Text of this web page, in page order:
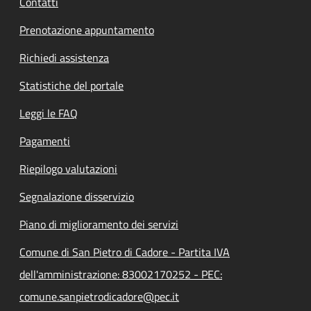
Prenotazione appuntamento
Richiedi assistenza
Statistiche del portale
Leggi le FAQ
Pagamenti
Riepilogo valutazioni
Segnalazione disservizio
Piano di miglioramento dei servizi
Comune di San Pietro di Cadore - Partita IVA
dell'amministrazione: 83002170252 - PEC:
comune.sanpietrodicadore@pec.it